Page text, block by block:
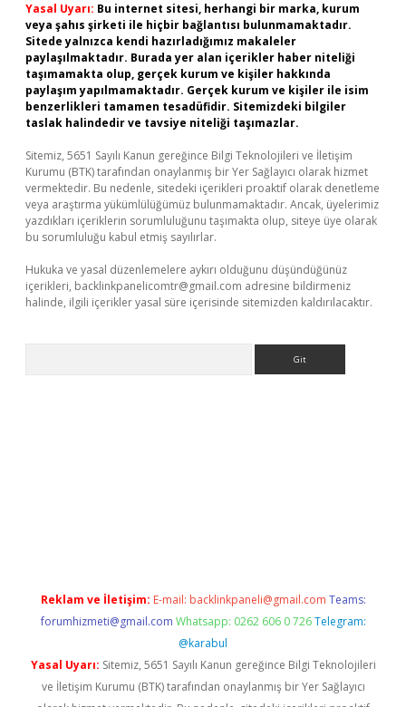
Yasal Uyarı: Bu internet sitesi, herhangi bir marka, kurum
veya şahıs şirketi ile hiçbir bağlantısı bulunmamaktadır.
Sitede yalnızca kendi hazırladığımız makaleler
paylaşılmaktadır. Burada yer alan içerikler haber niteliği
taşımamakta olup, gerçek kurum ve kişiler hakkında
paylaşım yapılmamaktadır. Gerçek kurum ve kişiler ile isim
benzerlikleri tamamen tesadüfidir. Sitemizdeki bilgiler
taslak halindedir ve tavsiye niteliği taşımazlar.
Sitemiz, 5651 Sayılı Kanun gereğince Bilgi Teknolojileri ve İletişim
Kurumu (BTK) tarafından onaylanmış bir Yer Sağlayıcı olarak hizmet
vermektedir. Bu nedenle, sitedeki içerikleri proaktif olarak denetleme
veya araştırma yükümlülüğümüz bulunmamaktadır. Ancak, üyelerimiz
yazdıkları içeriklerin sorumluluğunu taşımakta olup, siteye üye olarak
bu sorumluluğu kabul etmiş sayılırlar.
Hukuka ve yasal düzenlemelere aykırı olduğunu düşündüğünüz
içerikleri, backlinkpanelicomtr@gmail.com adresine bildirmeniz
halinde, ilgili içerikler yasal süre içerisinde sitemizden kaldırılacaktır.
Reklam ve İletişim: E-mail: backlinkpaneli@gmail.com Teams:
forumhizmeti@gmail.com Whatsapp: 0262 606 0 726 Telegram:
@karabul
Yasal Uyarı: Sitemiz, 5651 Sayılı Kanun gereğince Bilgi Teknolojileri
ve İletişim Kurumu (BTK) tarafından onaylanmış bir Yer Sağlayıcı